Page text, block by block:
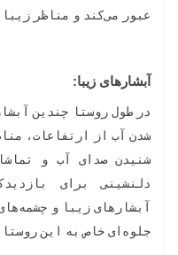
عبور می‌کند و مناظر
آبشارهای زیبا:
در طول روستا چندین
شدن آب از ارتفاعات،
شنیدن صدای آب و
دلنشینی برای
آبشارهای زیبا و
جلوه‌ای خاص به این روستا